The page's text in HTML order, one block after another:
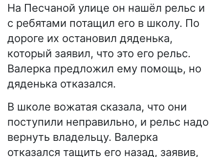
На Песчаной улице он нашёл рельс и
с ребятами потащил его в школу. По
дороге их остановил дяденька,
который заявил, что это его рельс.
Валерка предложил ему помощь, но
дяденька отказался.
В школе вожатая сказала, что они
поступили неправильно, и рельс надо
вернуть владельцу. Валерка
отказался тащить его назад, заявив,